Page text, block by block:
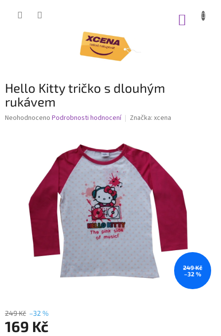
Hello Kitty tričko s dlouhým
rukávem
Průměrné
Neohodnoceno Podrobnosti hodnocení Značka: xcena
249 Kč
–32 %
249 Kč –32 %
169 Kč